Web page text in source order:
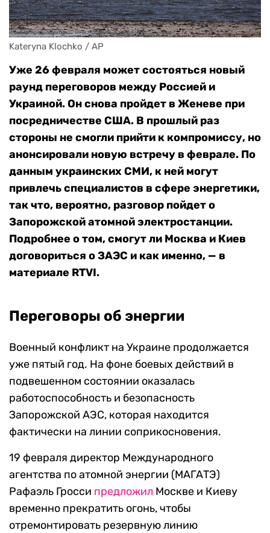
Kateryna Klochko / AP
Уже 26 февраля может состояться новый
раунд переговоров между Россией и
Украиной. Он снова пройдет в Женеве при
посредничестве США. В прошлый раз
стороны не смогли прийти к компромиссу, но
анонсировали новую встречу в феврале. По
данным украинских СМИ, к ней могут
привлечь специалистов в сфере энергетики,
так что, вероятно, разговор пойдет о
Запорожской атомной электростанции.
Подробнее о том, смогут ли Москва и Киев
договориться о ЗАЭС и как именно, — в
материале RTVI.
Переговоры об энергии
Военный конфликт на Украине продолжается
уже пятый год. На фоне боевых действий в
подвешенном состоянии оказалась
работоспособность и безопасность
Запорожской АЭС, которая находится
фактически на линии соприкосновения.
19 февраля директор Международного
агентства по атомной энергии (МАГАТЭ)
Рафаэль Гросси предложил Москве и Киеву
временно прекратить огонь, чтобы
отремонтировать резервную линию